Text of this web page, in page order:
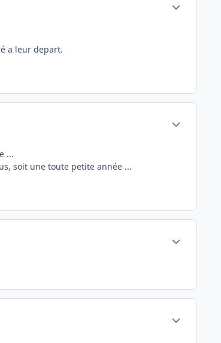
a leur depart.
...
soit une toute petite année ...